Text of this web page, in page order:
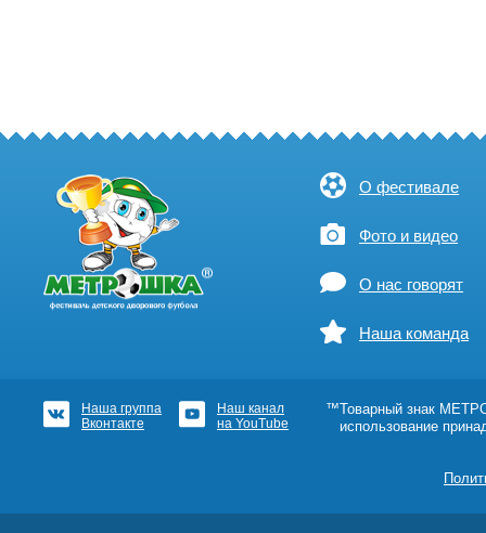
О фестивале
Фото и видео
О нас говорят
Наша команда
Наша группа
Вконтакте
Наш канал
на YouTube
™Товарный знак
использование